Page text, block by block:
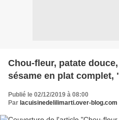
Chou-fleur, patate
sésame en plat complet,
Publié le 02/12/2019 à 08:00
Par lacuisinedelilimarti.over-blog.com